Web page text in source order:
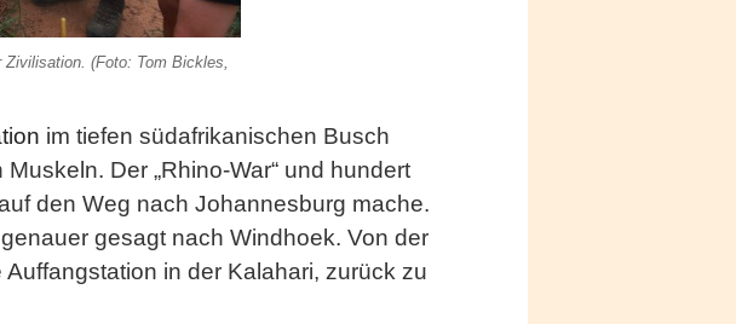
(Foto: Tom Bickles,
im tiefen südafrikanischen Busch
Der „Rhino-War“ und hundert
den Weg nach Johannesburg mache.
gesagt nach Windhoek. Von der
in der Kalahari, zurück zu